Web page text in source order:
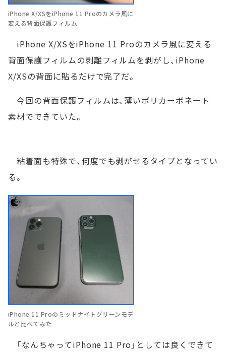
iPhone X/XSをiPhone 11 Proのカメラ風に
変える背面保護フィルム
iPhone X/XSをiPhone 11 Proのカメラ風に変える
背面保護フィルムの剥離フィルムを剥がし、iPhone
X/XSの背面に貼るだけで完了だ。
今回の背面保護フィルムは、薄いポリカーボネート
素材でできていた。
粘着面も特殊で、何度でも剥がせるタイプとなってい
る。
iPhone 11 Proのミッドナイトグリーンモデ
ルと比べてみた
「なんちゃってiPhone 11 Pro」としては良くできて